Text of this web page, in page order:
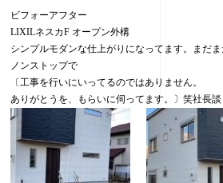
ビフォーアフター
LIXILネスカF オープン外構
シンプルモダンな仕上がりになってます。まだ
ノンストップで
〔工事を行いにいってるのではありません。
ありがとうを、もらいに伺ってます。〕笑社長談